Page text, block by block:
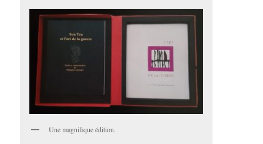
Une magnifique édition.